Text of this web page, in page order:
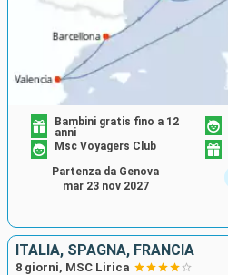
Bambini gratis fino a 12
anni
Msc Voyagers Club
Partenza da Genova
mar 23 nov 2027
ITALIA, SPAGNA, FRANCIA
8 giorni, MSC Lirica